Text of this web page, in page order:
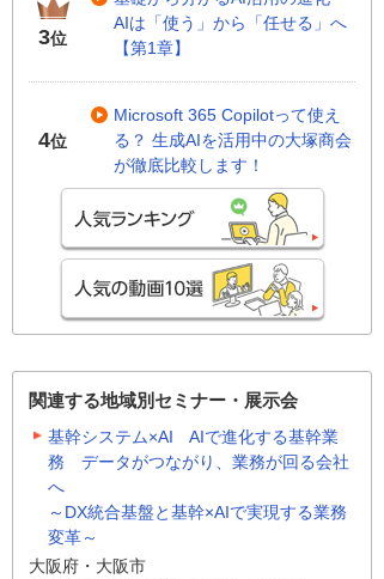
3位
AIは「使う」から「任せる」へ
【第1章】
4位
Microsoft 365 Copilotって使え
る？ 生成AIを活用中の大塚商会
が徹底比較します！
関連する地域別セミナー・展示会
基幹システム×AI AIで進化する基幹業
務 データがつながり、業務が回る会社
へ
～DX統合基盤と基幹×AIで実現する業務
変革～
大阪府・大阪市